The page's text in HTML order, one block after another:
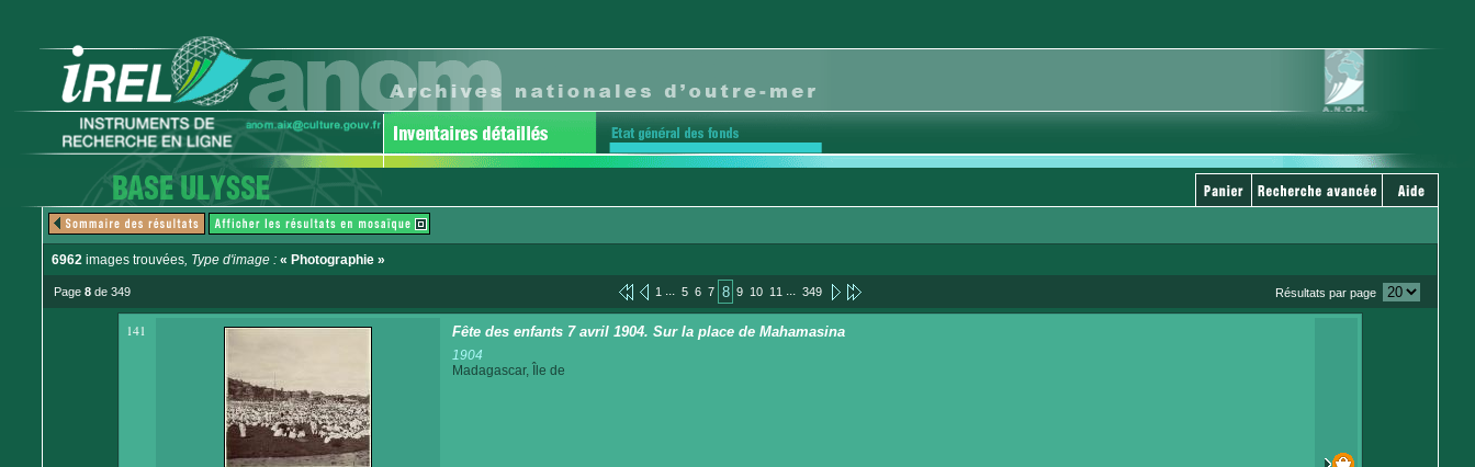
6962 images trouvées, Type d'image : « Photographie »
Page 8 de 349 1 ... 5 6 7 8 9 10 11 ... 349 Résultats par page
141 Fête des enfants 7 avril 1904. Sur la place de Mahamasina
1904
Madagascar, Île de